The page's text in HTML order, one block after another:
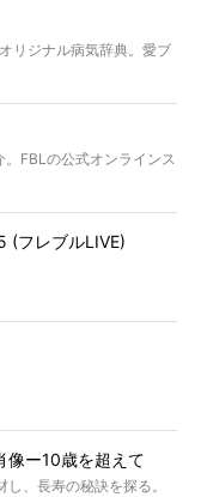
リジナル病気辞典。愛ブ
FBLの公式オンラインス
(フレブルLIVE)
像ー10歳を超えて
、長寿の秘訣を探る。